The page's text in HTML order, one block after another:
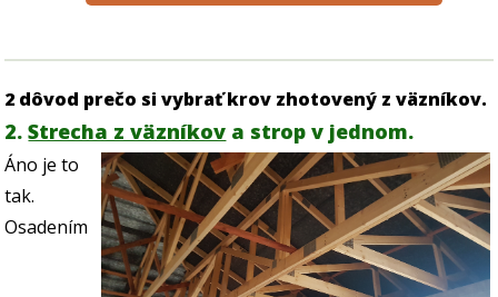
2 dôvod prečo si vybrať krov zhotovený z väzníkov.
2.Strecha z väzníkov a strop v jednom.
Áno je to
tak.
Osadením